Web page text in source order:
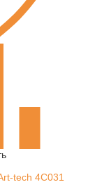
tech 4C031